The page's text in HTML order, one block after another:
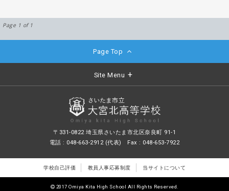
Page 1 of 1
Page Top
Site Menu
〒331-0822 埼玉県さいたま市北区奈良町 91-1
電話 : 048-663-2912 (代表) Fax : 048-653-7922
学校自己評価 教員人事応募制度 当サイトについて
2017 Omiya Kita High School All Rights Reserved.